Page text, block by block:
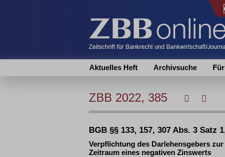
Aktuelles Heft Archivsuche
ZBB 2022, 385
BGB §§ 133, 157, 307 Abs. 3 Satz
Verpflichtung des Darlehensgebers
Zeitraum eines negativen Zinswerts